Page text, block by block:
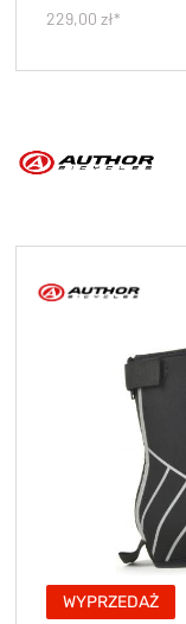
229,00 zł*
WYPRZEDAŻ